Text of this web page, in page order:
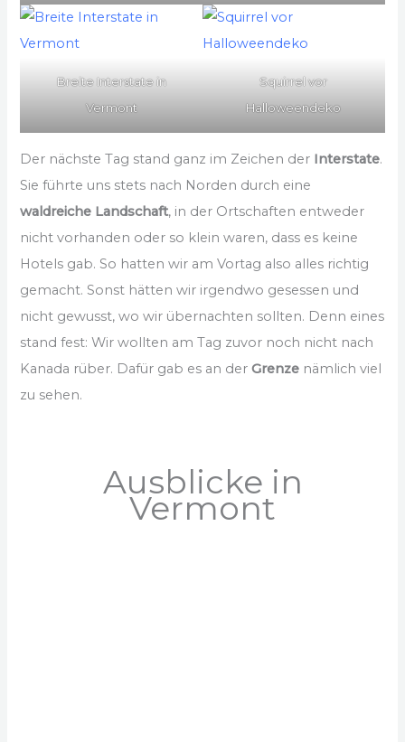
Breite Interstate in
Vermont
Squirrel vor
Halloweendeko
Der nächste Tag stand ganz im Zeichen der Interstate.
Sie führte uns stets nach Norden durch eine
waldreiche Landschaft, in der Ortschaften entweder
nicht vorhanden oder so klein waren, dass es keine
Hotels gab. So hatten wir am Vortag also alles richtig
gemacht. Sonst hätten wir irgendwo gesessen und
nicht gewusst, wo wir übernachten sollten. Denn eines
stand fest: Wir wollten am Tag zuvor noch nicht nach
Kanada rüber. Dafür gab es an derGrenze nämlich viel
zu sehen.
Ausblicke in
Vermont